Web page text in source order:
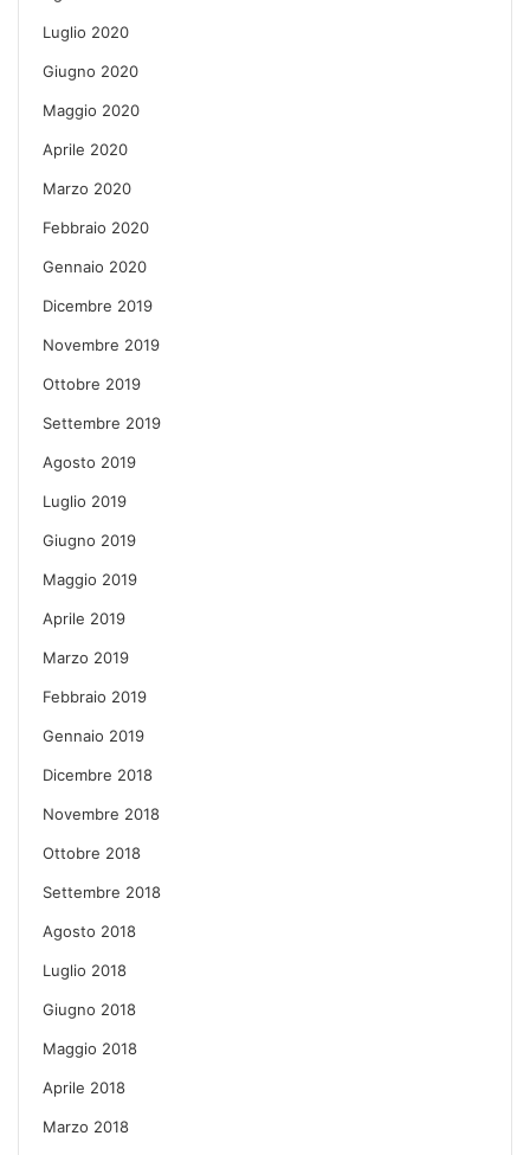
Luglio 2020
Giugno 2020
Maggio 2020
Aprile 2020
Marzo 2020
Febbraio 2020
Gennaio 2020
Dicembre 2019
Novembre 2019
Ottobre 2019
Settembre 2019
Agosto 2019
Luglio 2019
Giugno 2019
Maggio 2019
Aprile 2019
Marzo 2019
Febbraio 2019
Gennaio 2019
Dicembre 2018
Novembre 2018
Ottobre 2018
Settembre 2018
Agosto 2018
Luglio 2018
Giugno 2018
Maggio 2018
Aprile 2018
Marzo 2018